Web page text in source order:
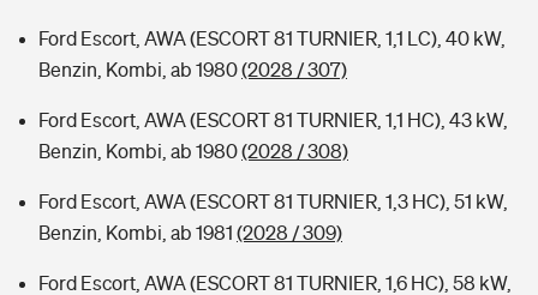
Ford Escort, AWA (ESCORT 81 TURNIER, 1,1 LC), 40 kW,
Benzin, Kombi, ab 1980(2028 / 307)
Ford Escort, AWA (ESCORT 81 TURNIER, 1,1 HC), 43 kW,
Benzin, Kombi, ab 1980(2028 / 308)
Ford Escort, AWA (ESCORT 81 TURNIER, 1,3 HC), 51 kW,
Benzin, Kombi, ab 1981 (2028 / 309)
Ford Escort, AWA (ESCORT 81 TURNIER, 1,6 HC), 58 kW,